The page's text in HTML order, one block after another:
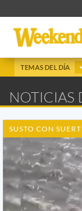
TEMAS DEL DÍA
NOTICIAS
SUSTO CON